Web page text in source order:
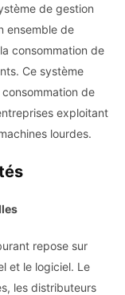
de gestion
ensemble de
consommation de
Ce système
de
exploitant
lourdes.
repose sur
et le logiciel. Le
les distributeurs